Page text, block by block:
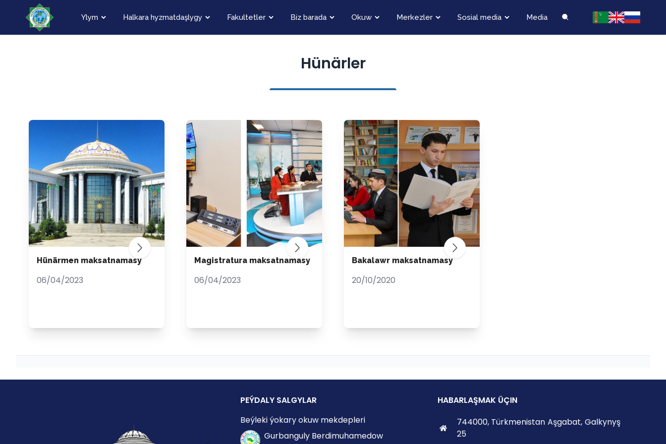
Ylym Halkara hyzmatdaşlygy Fakultetler Biz barada Okuw Merkezler Sosial media Media
Hünärler
Hünärmen maksatnamasy
06/04/2023
Magistratura maksatnamasy
06/04/2023
Bakalawr maksatnamasy
20/10/2020
PEÝDALY SALGYLAR
Beýleki ýokary okuw mekdepleri
Gurbanguly Berdimuhamedow
HABARLAŞMAK ÜÇIN
744000, Türkmenistan Aşgabat, Galkynyş
25